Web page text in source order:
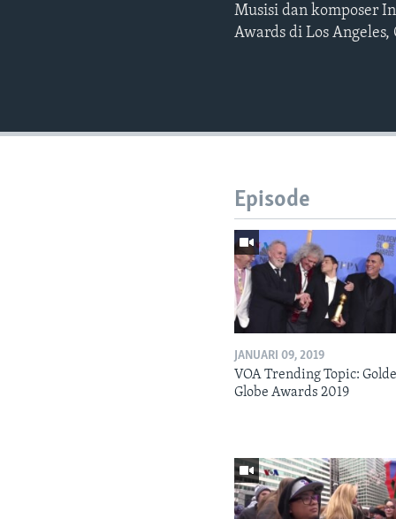
Musisi dan komposer
Awards di Los
Episode
JANUARI 09, 2019
VOA Trending Topic:
Globe Awards 2019